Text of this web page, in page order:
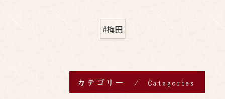
#梅田
カテゴリー Categories